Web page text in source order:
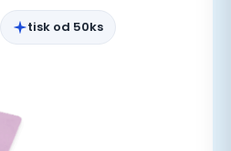
tisk od 50ks